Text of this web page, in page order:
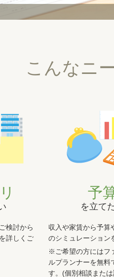
こんなニ
検討から
詳しくご
予
を立て
収入や家賃から予算
のシミュレーション
※ご希望の方にはフ
ルプランナーを無料
す。(個別相談また